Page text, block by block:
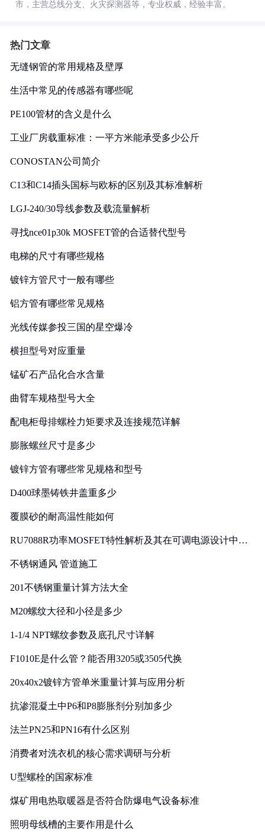
市，主营总线分支、火灾探测器等，专业权威，经验丰富。
热门文章
无缝钢管的常用规格及壁厚
生活中常见的传感器有哪些呢
PE100管材的含义是什么
工业厂房载重标准：一平方米能承受多少公斤
CONOSTAN公司简介
C13和C14插头国标与欧标的区别及其标准解析
LGJ-240/30导线参数及载流量解析
寻找nce01p30k MOSFET管的合适替代型号
电梯的尺寸有哪些规格
镀锌方管尺寸一般有哪些
铝方管有哪些常见规格
光线传媒参投三国的星空爆冷
横担型号对应重量
锰矿石产品化合水含量
曲臂车规格型号大全
配电柜母排螺栓力矩要求及连接规范详解
膨胀螺丝尺寸是多少
镀锌方管有哪些常见规格和型号
D400球墨铸铁井盖重多少
覆膜砂的耐高温性能如何
RU7088R功率MOSFET特性解析及其在可调电源设计中的
不锈钢通风 管道施工
201不锈钢重量计算方法大全
M20螺纹大径和小径是多少
1-1/4 NPT螺纹参数及底孔尺寸详解
F1010E是什么管？能否用3205或3505代换
20x40x2镀锌方管单米重量计算与应用分析
抗渗混凝土中P6和P8膨胀剂分别加多少
法兰PN25和PN16有什么区别
消费者对洗衣机的核心需求调研与分析
U型螺栓的国家标准
煤矿用电热取暖器是否符合防爆电气设备标准
照明母线槽的主要作用是什么